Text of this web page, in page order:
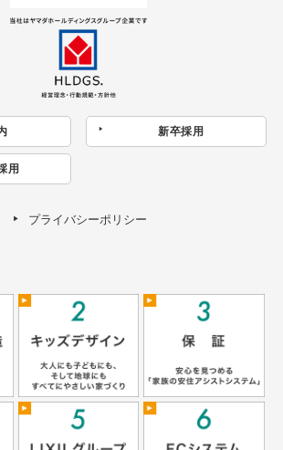
新卒採用
用
プライバシーポリシー